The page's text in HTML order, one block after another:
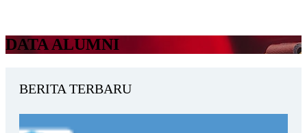
DATA ALUMNI
BERITA TERBARU